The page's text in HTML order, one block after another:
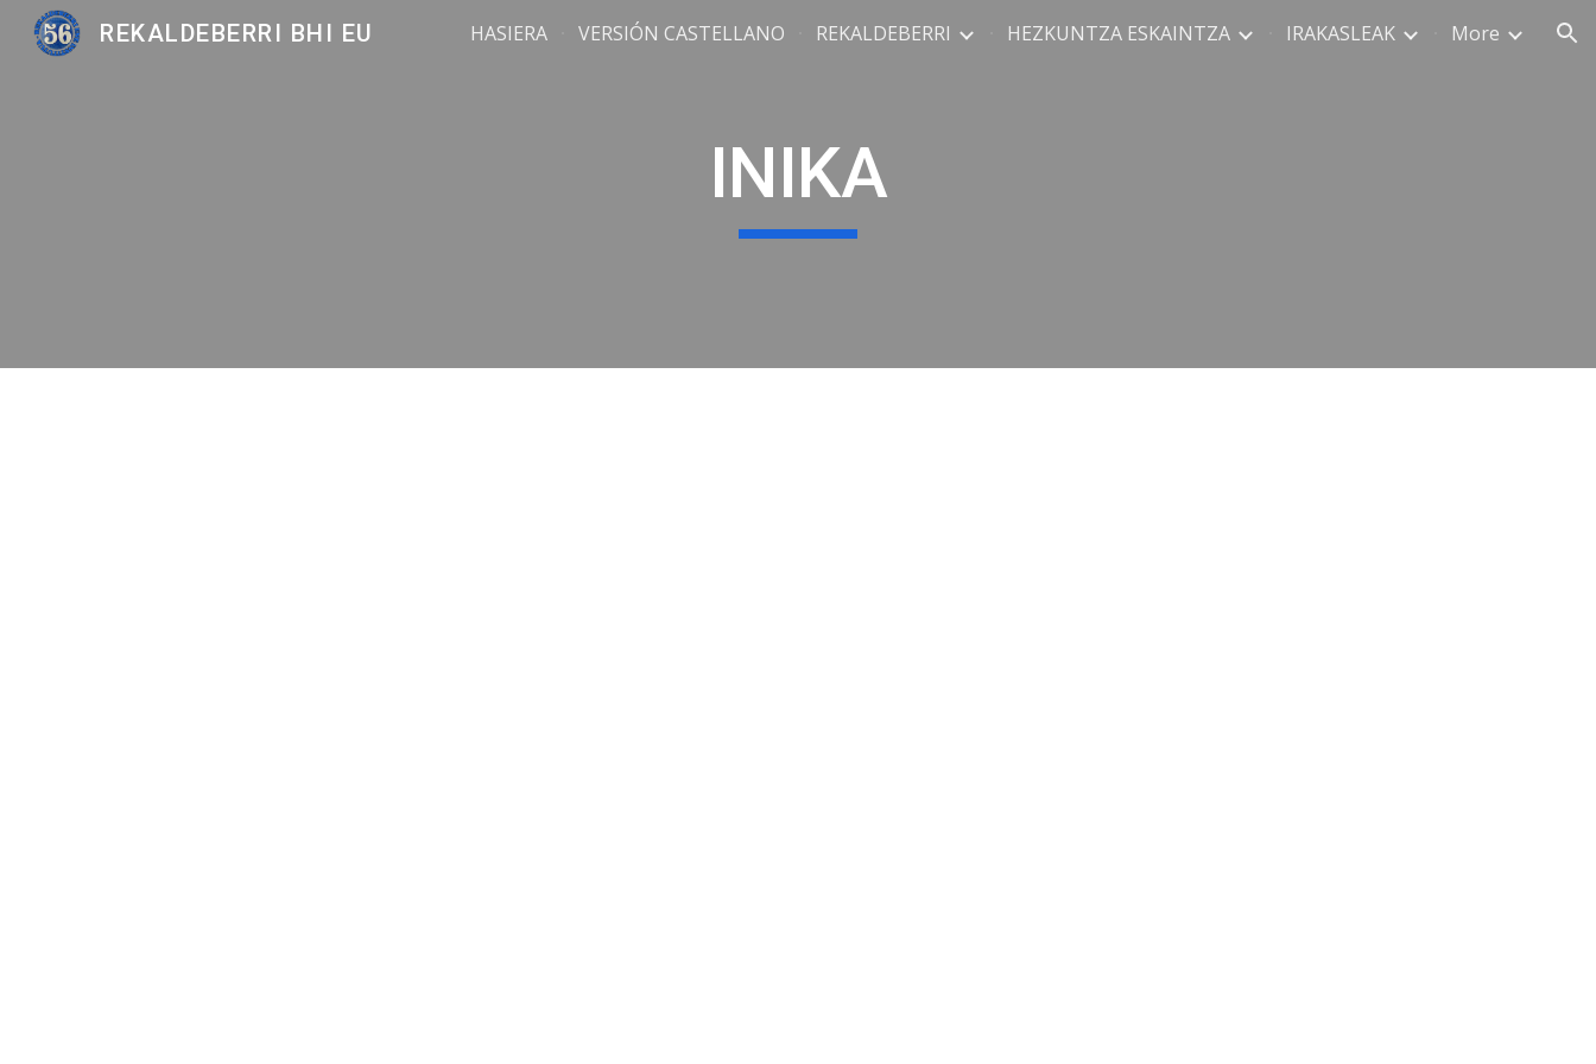
Skip to main content Skip to navigation
REKALDEBERRI BHI EU HASIERA VERSIÓN CASTELLANO REKALDEBERRI HEZKUNTZA ESKAINTZA IRAKASLEAK More
INIKA